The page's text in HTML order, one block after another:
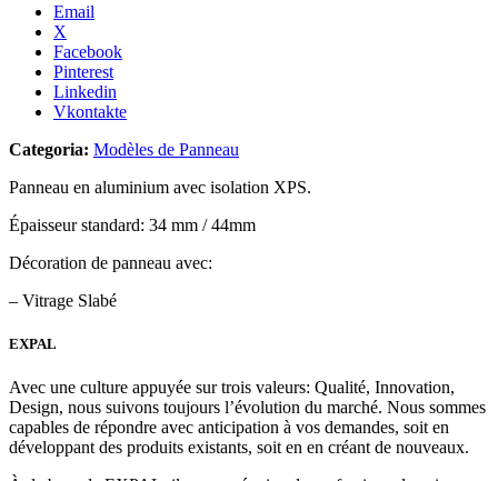
Email
X
Facebook
Pinterest
Linkedin
Vkontakte
Categoria: Modèles de Panneau
Panneau en aluminium avec isolation XPS.
Épaisseur standard: 34 mm / 44mm
Décoration de panneau avec:
– Vitrage Slabé
EXPAL
Avec une culture appuyée sur trois valeurs: Qualité, Innovation,
Design, nous suivons toujours l’évolution du marché. Nous sommes
capables de répondre avec anticipation à vos demandes, soit en
développant des produits existants, soit en en créant de nouveaux.